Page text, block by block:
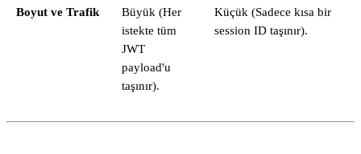
Boyut ve Trafik
Büyük (Her
istekte tüm
JWT
payload'u
taşınır).
Küçük (Sadece kısa bir
session ID taşınır).